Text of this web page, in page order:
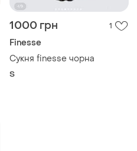
1000 грн 1
Finesse
Сукня finesse чорна
S